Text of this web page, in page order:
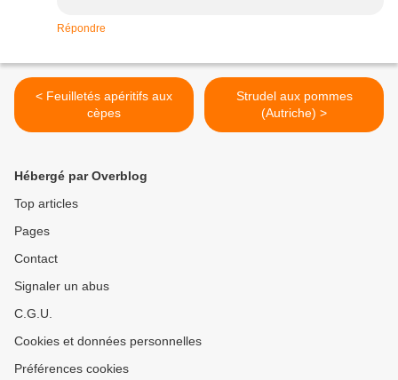
Répondre
< Feuilletés apéritifs aux
cèpes
Strudel aux pommes
(Autriche) >
Hébergé par Overblog
Top articles
Pages
Contact
Signaler un abus
C.G.U.
Cookies et données personnelles
Préférences cookies